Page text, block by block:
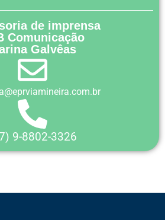
de imprensa
Comunicação
Galvêas
9-8802-3326